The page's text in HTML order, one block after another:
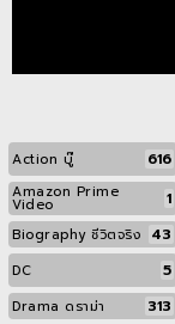
Action บู๊ 616
Amazon Prime
Video 1
Biography ชีวิตจริง 43
DC 5
Drama ดราม่า 313